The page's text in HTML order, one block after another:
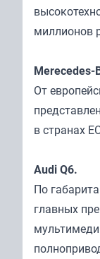
миллионов
Merecedes-
От
в странах
Audi Q6.
По
главных